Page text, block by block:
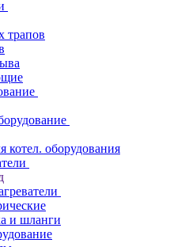
трапов
котел. оборудования
и шланги